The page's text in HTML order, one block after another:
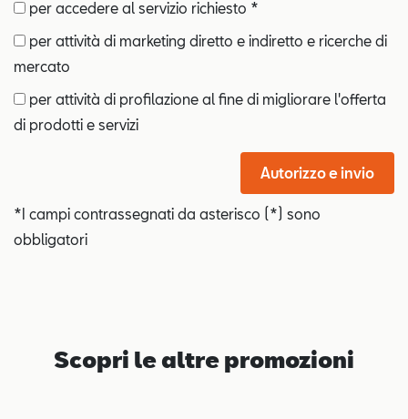
per accedere al servizio richiesto *
per attività di marketing diretto e indiretto e ricerche di
mercato
per attività di profilazione al fine di migliorare l'offerta
di prodotti e servizi
Autorizzo e invio
*I campi contrassegnati da asterisco (*) sono
obbligatori
Scopri le altre promozioni